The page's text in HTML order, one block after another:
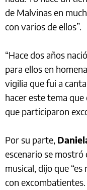
de Malvinas en
con varios de ellos”.
“Hace dos años
para ellos en
vigilia que fui a
hacer este tema
que participaron
Por su parte,
escenario se
musical, dijo que
con